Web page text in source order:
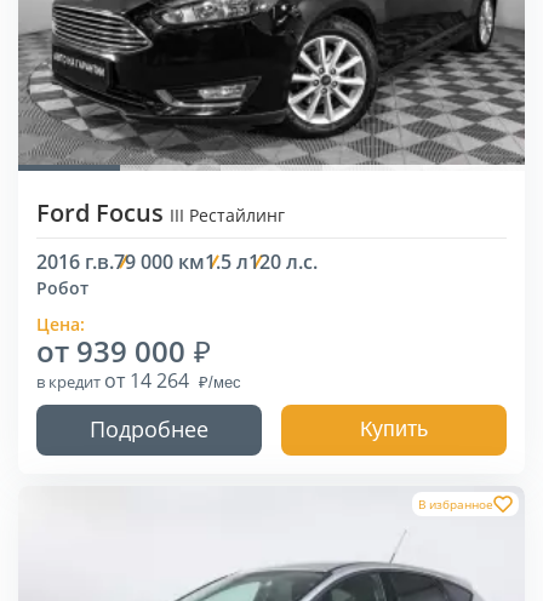
Ford Focus III Рестайлинг
2016 г.в.79 000 км1.5 л120 л.с.
Робот
Цена:
от 939 000
в кредит от 14 264
Подробнее Купить
В избранное